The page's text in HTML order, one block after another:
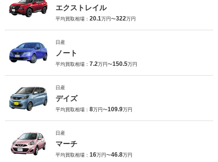
エクストレイル
平均買取相場： 20.1万円〜322万円
日産
ノート
平均買取相場： 7.2万円〜150.5万円
日産
デイズ
平均買取相場： 8万円〜109.9万円
日産
マーチ
平均買取相場： 16万円〜46.8万円